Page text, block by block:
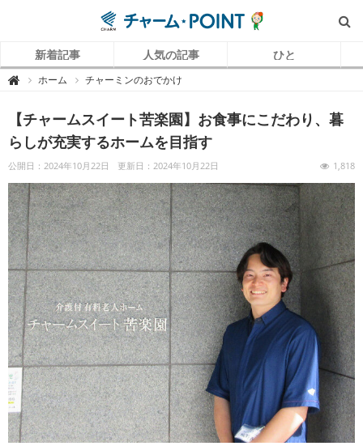
新着記事 人気の記事 ひと
 チ
P
O
N
（
ャ
ー
ム
ポ
イ
ン
ト
）
｜
介
護
で
働
く
リ
ア
ル
を
伝
え
る
情
報
メ
デ
ィ
ア
ホーム チャーミンのおでかけ
【チャームスイート苦楽園】お食事にこだわり、暮
らしが充実するホームを目指す
公開日：2024年10月22日 更新日：2024年10月22日 1,818